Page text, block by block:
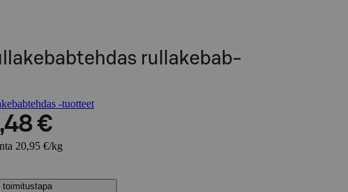
rullakebab-
-tuotteet
€
20,95 €/kg
toimitustapa